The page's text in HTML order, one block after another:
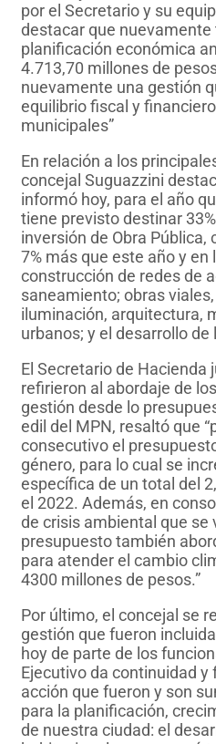
por el Secretario y su
destacar que nuevamente
planificación económica
4.713,70 millones de
nuevamente una gestión
equilibrio fiscal y
municipales”
En relación a los
concejal Suguazzini
informó hoy, para el año
tiene previsto destinar
inversión de Obra
7% más que este año y en
construcción de redes de
saneamiento; obras
iluminación, arquitectura,
urbanos; y el desarrollo de
El Secretario de Hacienda
refirieron al abordaje de
gestión desde lo
edil del MPN, resaltó que
consecutivo el
género, para lo cual se
específica de un total del
el 2022. Además, en
de crisis ambiental que se
presupuesto también
para atender el cambio
4300 millones de pesos.”
Por último, el concejal se
gestión que fueron
hoy de parte de los
Ejecutivo da continuidad
acción que fueron y son
para la planificación,
de nuestra ciudad: el